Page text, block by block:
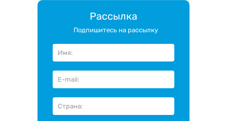
Рассылка
Подпишитесь на рассылку